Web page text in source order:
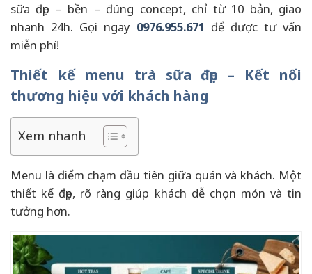
sữa đẹp – bền – đúng concept, chỉ từ 10 bản, giao
nhanh 24h. Gọi ngay 0976.955.671 để được tư vấn
miễn phí!
Thiết kế menu trà sữa đẹp – Kết nối
thương hiệu với khách hàng
Xem nhanh
Menu là điểm chạm đầu tiên giữa quán và khách. Một
thiết kế đẹp, rõ ràng giúp khách dễ chọn món và tin
tưởng hơn.